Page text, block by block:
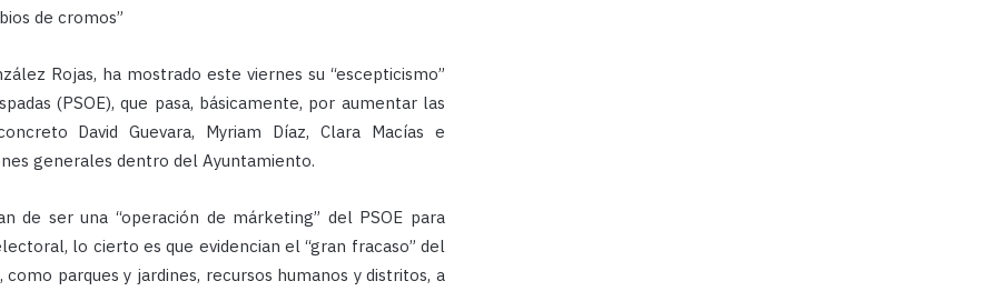
de cromos”
Rojas, ha mostrado este viernes su “escepticismo”
(PSOE), que pasa, básicamente, por aumentar las
David Guevara, Myriam Díaz, Clara Macías e
generales dentro del Ayuntamiento.
de ser una “operación de márketing” del PSOE para
lo cierto es que evidencian el “gran fracaso” del
parques y jardines, recursos humanos y distritos, a